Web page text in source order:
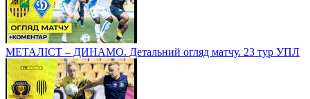
МЕТАЛІСТ – ДИНАМО. Детальний огляд матчу. 23 тур УПЛ